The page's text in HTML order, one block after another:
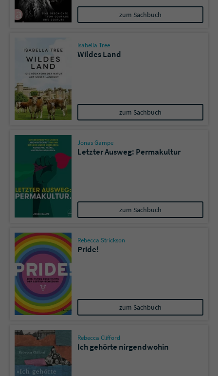
zum Sachbuch
Isabella Tree
Wildes Land
zum Sachbuch
Jonas Gampe
Letzter Ausweg: Permakultur
zum Sachbuch
Rebecca Strickson
Pride!
zum Sachbuch
Rebecca Clifford
Ich gehörte nirgendwohin
Name tx_pwcomments_ahash
Literatur-Couch Medien GmbH & Co. KG
Laufzeit
Zweck Cookie für Kommentare einzelner Buchtitel
Name fe_typo_user
Anbieter Literatur-Couch Medien GmbH & Co. KG
Laufzeit Session
Dieses Cookie gewährleistet die
Kommunikation der Webseite mit dem
Benutzer. Es wird benötigt um z. B. den
Sicherheitscode des Kontaktformulars zu
überprüfen.